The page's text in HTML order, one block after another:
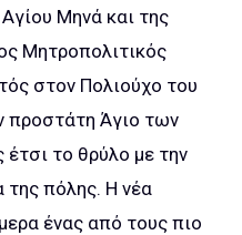
Μηνά και της
Μητροπολιτικός
στον Πολιούχο του
προστάτη Άγιο των
το θρύλο με την
της πόλης. Η νέα
ένας από τους πιο